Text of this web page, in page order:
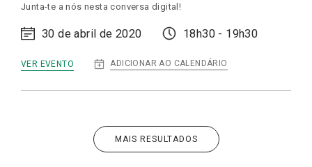
Junta-te a nós nesta conversa digital!
30 de abril de 2020 18h30 - 19h30
VER EVENTO ADICIONAR AO CALENDÁRIO
:
DIGITAL
|
E
MAIS RESULTADOS